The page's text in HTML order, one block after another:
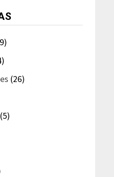
(26)
(5)